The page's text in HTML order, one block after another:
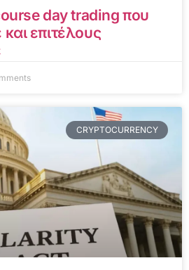
day trading που
επιτέλους
CRYPTOCURRENCY